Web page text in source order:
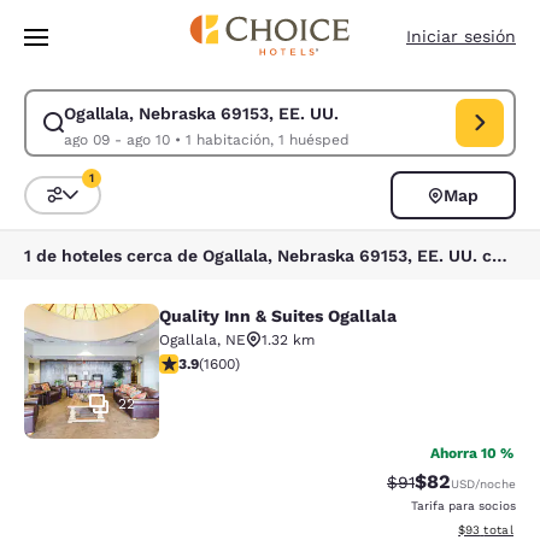
Pasar A Contenido Principal
Iniciar sesión
Ogallala, Nebraska 69153, EE. UU.
ago 09 - ago 10• 1 habitación, 1 huésped
Modificar la búsqueda de Ogallala, Nebraska 69153, EE. UU.. Fecha
Ordenar y filtrar
1
Map
1 de hoteles cerca de Ogallala, Nebraska 69153, EE. UU. coinciden con tus filtros
Quality Inn & Suites Ogallala
22
Quality Inn & Suites Ogallala
Ogallala, NE
1.32 km
calificación de 3.87 estrellas. Bueno. 1600 reseñas
3.9(1600)
Ahorra 10 %
Precio tachado:
$91Precio con
$82USD/noche
Tarifa para socios
Ver detalles
$93 total